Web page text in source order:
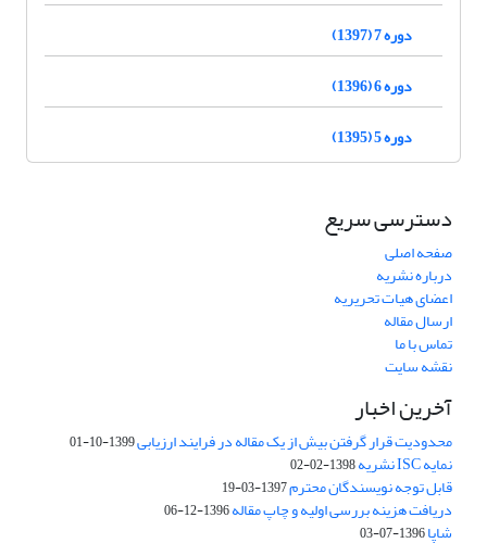
دوره 7 (1397)
دوره 6 (1396)
دوره 5 (1395)
دسترسی سریع
صفحه اصلی
درباره نشریه
اعضای هیات تحریریه
ارسال مقاله
تماس با ما
نقشه سایت
آخرین اخبار
محدودیت قرار گرفتن بیش از یک مقاله در فرایند ارزیابی1399-10-01
نمایه ISC نشریه 1398-02-02
قابل توجه نویسندگان محترم1397-03-19
دریافت هزینه بررسی اولیه و چاپ مقاله1396-12-06
شاپا1396-07-03